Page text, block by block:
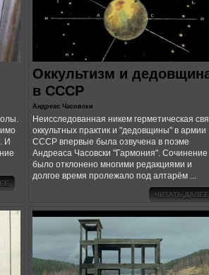
И
Оккультизм и
в СССР
Андреас Часовски
Неисследованная никем герметическая
оккультных практик и "дедовщины" в армии
СССР впервые была озвучена в поэме
Андреаса Часовски "Гармония". Сочинение
было отклонено многими редакциями и
долгое время пролежало под алтарём ...
ЧИТАТЬ ДАЛЕЕ